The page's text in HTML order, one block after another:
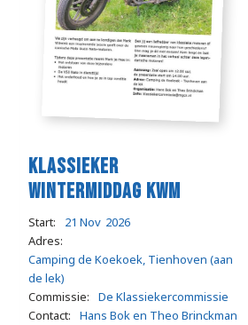
Klassieker
wintermiddag KWM
Start: 21 Nov 2026
Adres:
Camping de Koekoek, Tienhoven (aan
de lek)
Commissie:
De Klassiekercommissie
Contact:
Hans Bok en Theo Brinckman